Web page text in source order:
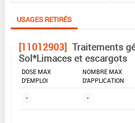
USAGES RETIRÉS
[11012903] Traitements
Sol*Limaces et escargots
DOSE MAX
D'EMPLOI
NOMBRE MAX
D'APPLICATION
- -